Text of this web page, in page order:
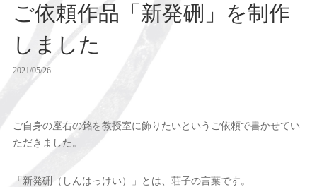
ご依頼作品「新発硎」を制作
しました
2021/05/26
ご自身の座右の銘を教授室に飾りたいというご依頼で書かせてい
ただきました。
「新発硎（しんはっけい）」とは、荘子の言葉です。